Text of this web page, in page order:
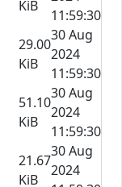
KiB
11:59:30
29.00
KiB
30 Aug
2024
11:59:30
51.10
KiB
30 Aug
2024
11:59:30
21.67
KiB
30 Aug
2024